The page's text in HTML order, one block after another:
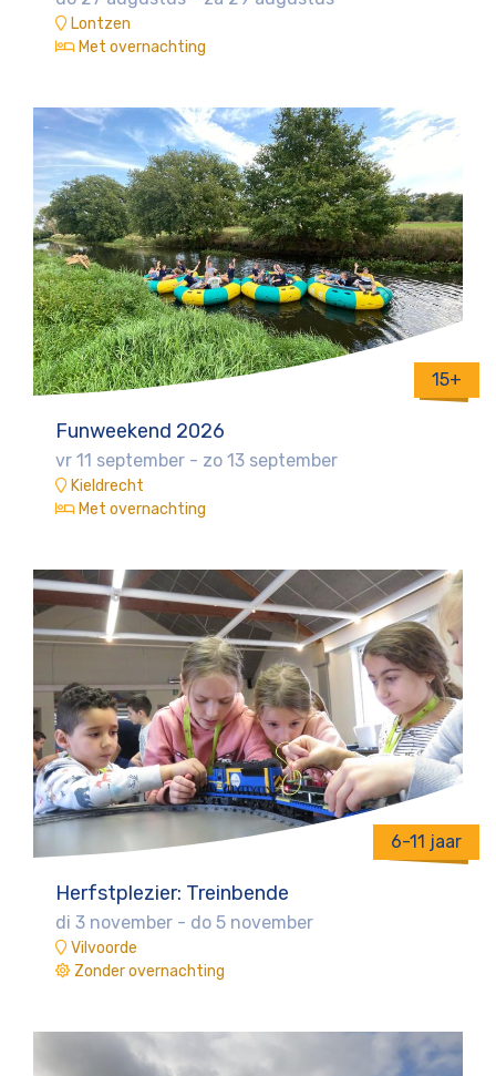
Lontzen
Met overnachting
15+
Funweekend 2026
vr 11 september - zo 13 september
Kieldrecht
Met overnachting
6-11 jaar
Herfstplezier: Treinbende
di 3 november - do 5 november
Vilvoorde
Zonder overnachting